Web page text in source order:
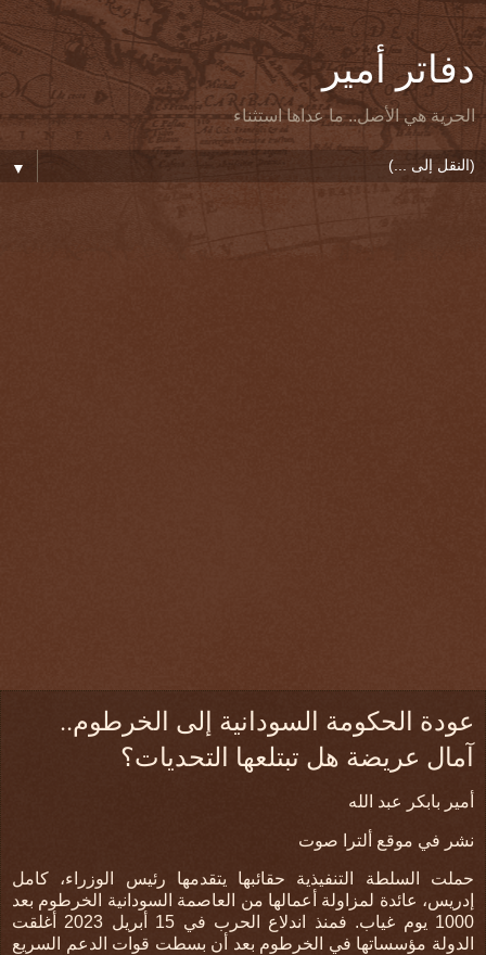
دفاتر أمير
الحرية هي الأصل.. ما عداها استثناء
▼
عودة الحكومة السودانية إلى الخرطوم..
آمال عريضة هل تبتلعها التحديات؟
أمير بابكر عبد الله
نشر في موقع ألترا صوت
حملت السلطة التنفيذية حقائبها يتقدمها رئيس الوزراء، كامل
إدريس، عائدة لمزاولة أعمالها من العاصمة السودانية الخرطوم بعد
1000 يوم غياب. فمنذ اندلاع الحرب في 15 أبريل 2023 أغلقت
الدولة مؤسساتها في الخرطوم بعد أن بسطت قوات الدعم السريع